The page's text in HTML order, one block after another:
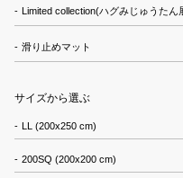
Limited collection(ハグみじゅうたん
滑り止めマット
サイズから選ぶ
LL (200x250 cm)
200SQ (200x200 cm)